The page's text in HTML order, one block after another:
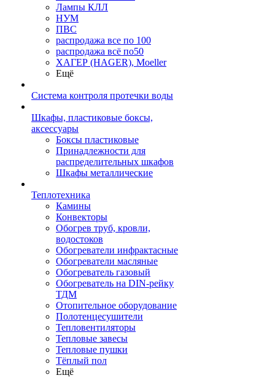
Лампы КЛЛ
НУМ
ПВС
распродажа все по 100
распродажа всё по50
ХАГЕР (HAGER), Moeller
Ещё
Система контроля протечки воды
Шкафы, пластиковые боксы,
аксессуары
Боксы пластиковые
Принадлежности для
распределительных шкафов
Шкафы металлические
Теплотехника
Камины
Конвекторы
Обогрев труб, кровли,
водостоков
Обогреватели инфрактасные
Обогреватели масляные
Обогреватель газовый
Обогреватель на DIN-рейку
ТДМ
Отопительное оборудование
Полотенцесушители
Тепловентиляторы
Тепловые завесы
Тепловые пушки
Тёплый пол
Ещё